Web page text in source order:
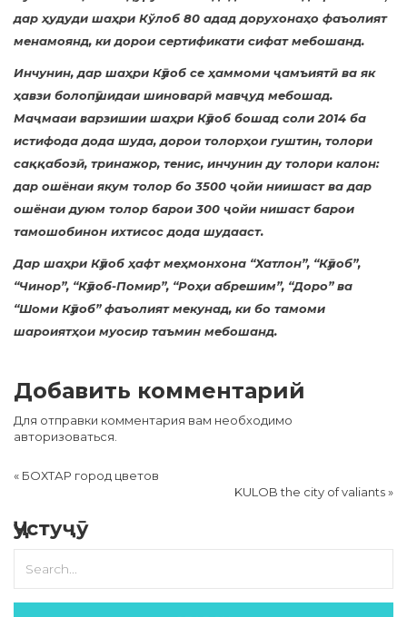
дар ҳудуди шаҳри Кўлоб 80 адад дорухонаҳо фаъолият
менамоянд, ки дорои сертификати сифат мебошанд.
Инчунин, дар шаҳри Кӯлоб се ҳаммоми ҷамъиятӣ ва як
ҳавзи болопӯшидаи шиноварӣ мавҷуд мебошад.
Маҷмааи варзишии шаҳри Кӯлоб бошад соли 2014 ба
истифода дода шуда, дорои толорҳои гуштин, толори
саққабозӣ, тринажор, тенис, инчунин ду толори калон:
дар ошёнаи якум толор бо 3500 ҷойи ниишаст ва дар
ошёнаи дуюм толор барои 300 ҷойи нишаст барои
тамошобинон ихтисос дода шудааст.
Дар шаҳри Кӯлоб ҳафт меҳмонхона “Хатлон”, “Кӯлоб”,
“Чинор”, “Кӯлоб-Помир”, “Роҳи абрешим”, “Доро” ва
“Шоми Кӯлоб” фаъолият мекунад, ки бо тамоми
шароиятҳои муосир таъмин мебошанд.
Добавить комментарий
Для отправки комментария вам необходимо
авторизоваться.
« БОХТАР город цветов
KULOB the city of valiants»
Ҷустуҷӯ